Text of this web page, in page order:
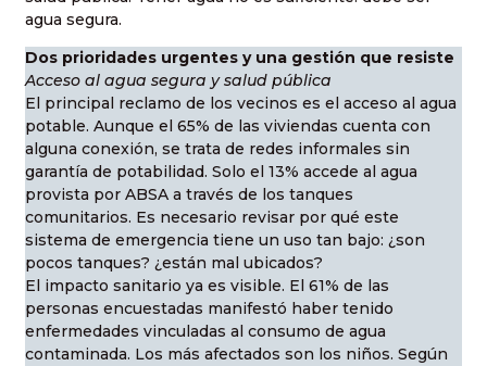
agua segura.
Dos prioridades urgentes y una gestión que resiste
Acceso al agua segura y salud pública
El principal reclamo de los vecinos es el acceso al agua
potable. Aunque el 65% de las viviendas cuenta con
alguna conexión, se trata de redes informales sin
garantía de potabilidad. Solo el 13% accede al agua
provista por ABSA a través de los tanques
comunitarios. Es necesario revisar por qué este
sistema de emergencia tiene un uso tan bajo: ¿son
pocos tanques? ¿están mal ubicados?
El impacto sanitario ya es visible. El 61% de las
personas encuestadas manifestó haber tenido
enfermedades vinculadas al consumo de agua
contaminada. Los más afectados son los niños. Según